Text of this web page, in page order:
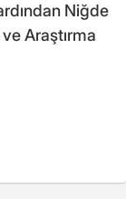
Niğde
Araştırma